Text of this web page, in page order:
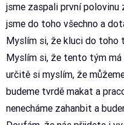
jsme zaspali první polovinu
jsme do toho všechno a
Myslím si, že kluci do toho
Myslím si, že tento tým má
určitě si myslím, že
budeme tvrdě makat a
nenecháme zahanbit a